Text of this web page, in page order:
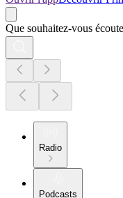
Que souhaitez-vous
Radio
Podcasts